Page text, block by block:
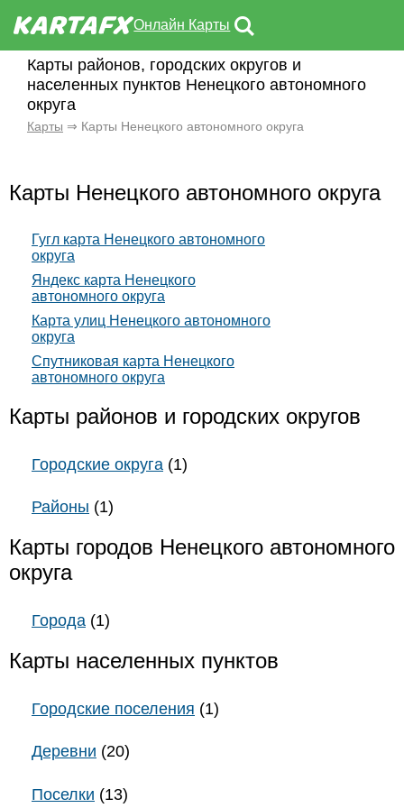
Онлайн Карты
Карты районов, городских округов и
населенных пунктов Ненецкого автономного
округа
Карты ⇒ Карты Ненецкого автономного округа
Карты Ненецкого автономного округа
Гугл карта Ненецкого автономного
округа
Яндекс карта Ненецкого
автономного округа
Карта улиц Ненецкого автономного
округа
Спутниковая карта Ненецкого
автономного округа
Карты районов и городских округов
Городские округа (1)
Районы (1)
Карты городов Ненецкого автономного
округа
Города (1)
Карты населенных пунктов
Городские поселения (1)
Деревни (20)
Поселки (13)